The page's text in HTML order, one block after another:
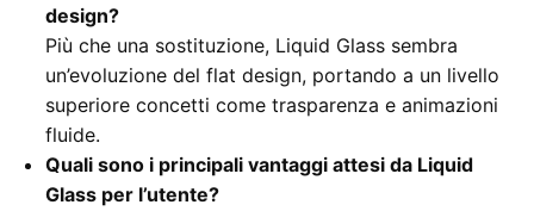
design?
Più che una sostituzione, Liquid Glass sembra
un’evoluzione del flat design, portando a un livello
superiore concetti come trasparenza e animazioni
fluide.
Quali sono i principali vantaggi attesi da Liquid
Glass per l’utente?